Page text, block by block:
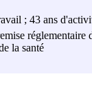
; 43 ans
réglementaire
la santé